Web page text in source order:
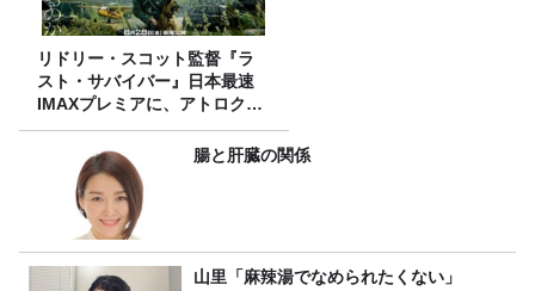
リドリー・スコット監督『ラ
スト・サバイバー』日本最速
IMAXプレミアに、アトロクリ
スナー60名をご招待！
腸と肝臓の関係
山里「麻辣湯でなめられたくない」